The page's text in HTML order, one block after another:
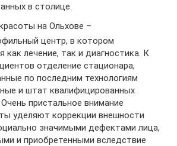
в столице.
на Ольхове –
центр, в котором
как лечение, так и диагностика. К
отделение стационара,
по последним технологиям
и штат квалифицированных
пристальное внимание
уделяют коррекции внешности
значимыми дефектами лица,
и приобретенными вследствие